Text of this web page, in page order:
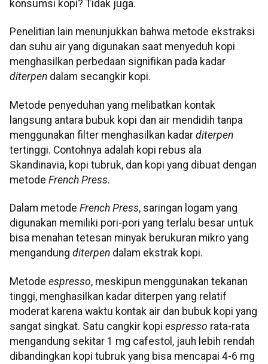
konsumsi kopi? Tidak juga.
Penelitian lain menunjukkan bahwa metode ekstraksi
dan suhu air yang digunakan saat menyeduh kopi
menghasilkan perbedaan signifikan pada kadar
diterpen dalam secangkir kopi.
Metode penyeduhan yang melibatkan kontak
langsung antara bubuk kopi dan air mendidih tanpa
menggunakan filter menghasilkan kadar diterpen
tertinggi. Contohnya adalah kopi rebus ala
Skandinavia, kopi tubruk, dan kopi yang dibuat dengan
metode French Press.
Dalam metode French Press, saringan logam yang
digunakan memiliki pori-pori yang terlalu besar untuk
bisa menahan tetesan minyak berukuran mikro yang
mengandung diterpen dalam ekstrak kopi.
Metode espresso, meskipun menggunakan tekanan
tinggi, menghasilkan kadar diterpen yang relatif
moderat karena waktu kontak air dan bubuk kopi yang
sangat singkat. Satu cangkir kopi espresso rata-rata
mengandung sekitar 1 mg cafestol, jauh lebih rendah
dibandingkan kopi tubruk yang bisa mencapai 4-6 mg